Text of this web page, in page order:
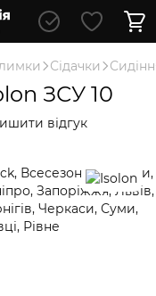
Сідачки
ЗСУ 10
відгук